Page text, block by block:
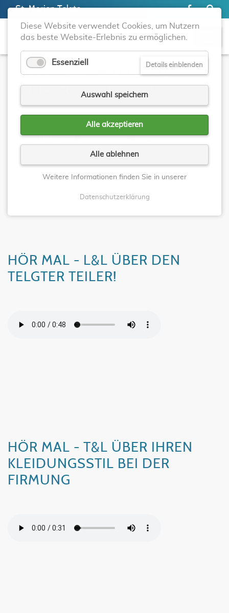
St. Marien Telgte
HÖR MAL - J&M ÜBER DAS
ERNTEKRONE BINDEN!
HÖR MAL - L&L ÜBER DEN
TELGTER TEILER!
HÖR MAL - T&L ÜBER IHREN
KLEIDUNGSSTIL BEI DER
FIRMUNG
Diese Website verwendet Cookies, um Nutzern
das beste Website-Erlebnis zu ermöglichen.
Essenziell Details einblenden
Auswahl speichern
Alle akzeptieren
Alle ablehnen
Weitere Informationen finden Sie in unserer
Datenschutzerklärung